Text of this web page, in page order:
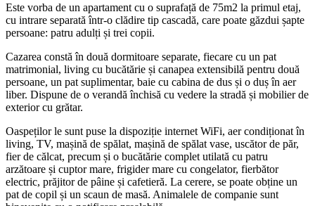
Este vorba de un apartament cu o suprafață de 75m2 la primul etaj,
cu intrare separată într-o clădire tip cascadă, care poate găzdui șapte
persoane: patru adulți și trei copii.
Cazarea constă în două dormitoare separate, fiecare cu un pat
matrimonial, living cu bucătărie și canapea extensibilă pentru două
persoane, un pat suplimentar, baie cu cabina de dus și o duș în aer
liber. Dispune de o verandă închisă cu vedere la stradă și mobilier de
exterior cu grătar.
Oaspeților le sunt puse la dispoziție internet WiFi, aer condiționat în
living, TV, mașină de spălat, mașină de spălat vase, uscător de păr,
fier de călcat, precum și o bucătărie complet utilată cu patru
arzătoare și cuptor mare, frigider mare cu congelator, fierbător
electric, prăjitor de pâine și cafetieră. La cerere, se poate obține un
pat de copil și un scaun de masă. Animalele de companie sunt